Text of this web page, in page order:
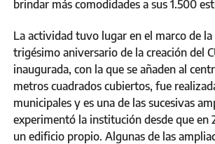
brindar más comodidades a sus 1.500
La actividad tuvo lugar en el marco de la
trigésimo aniversario de la creación del
inaugurada, con la que se añaden al
metros cuadrados cubiertos, fue
municipales y es una de las sucesivas
experimentó la institución desde que en
un edificio propio. Algunas de las